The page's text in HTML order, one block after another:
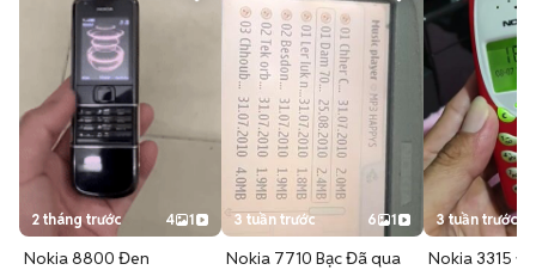
2 tháng trước 4 1
Nokia 8800 Đen
3 tuần trước 6 1
Nokia 7710 Bạc Đã qua
3 tuần trước
Nokia 3315